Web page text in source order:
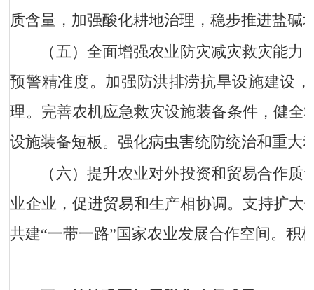
质含量，加强酸化耕地治理，稳步推进盐碱
（五）全面增强农业防灾减灾救灾能力
预警精准度。加强防洪排涝抗旱设施建设
理。完善农机应急救灾设施装备条件，健
设施装备短板。强化病虫害统防统治和重大
（六）提升农业对外投资和贸易合作质
业企业，促进贸易和生产相协调。支持扩
共建“一带一路”国家农业发展合作空间。积